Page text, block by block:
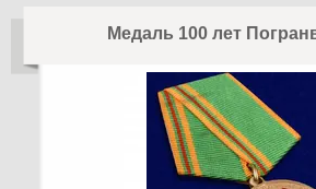
Медаль 100 лет